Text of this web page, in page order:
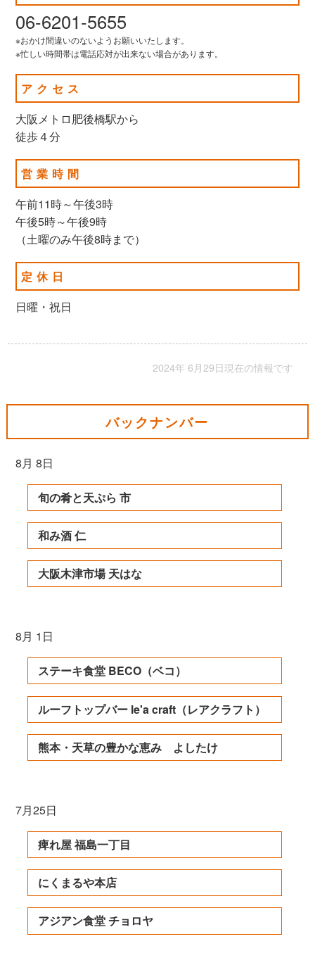
06-6201-5655
※おかけ間違いのないようお願いいたします。
※忙しい時間帯は電話応対が出来ない場合があります。
アクセス
大阪メトロ肥後橋駅から
徒歩４分
営業時間
午前11時～午後3時
午後5時～午後9時
（土曜のみ午後8時まで）
定休日
日曜・祝日
2024年 6月29日現在の情報です
バックナンバー
8月 8日
旬の肴と天ぷら 市
和み酒 仁
大阪木津市場 天はな
8月 1日
ステーキ食堂 BECO（ベコ）
ルーフトップバー le'a craft（レアクラフト）
熊本・天草の豊かな恵み よしたけ
7月25日
痺れ屋 福島一丁目
にくまるや本店
アジアン食堂 チョロヤ